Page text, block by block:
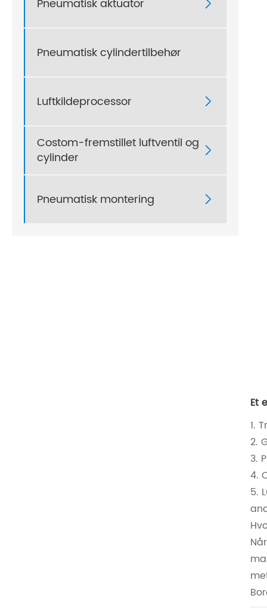
Pneumatisk aktuator 
Pneumatisk cylindertilbehør
Luftkildeprocessor 
Costom-fremstillet luftventil og
cylinder

Pneumatisk montering 
Et
1.
2.
3.
4.
5.